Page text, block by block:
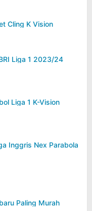
Cling K Vision
Liga 1 2023/24
Liga 1 K-Vision
Inggris Nex Parabola
Paling Murah